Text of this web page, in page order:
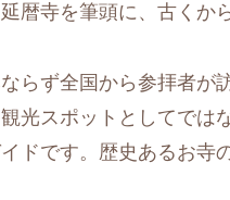
暦寺を筆頭に、古くか
らず全国から参拝者が
光スポットとしてでは
ドです。歴史あるお寺